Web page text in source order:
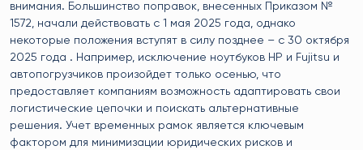
внимания. Большинство поправок, внесенных Приказом №
1572, начали действовать с 1 мая 2025 года, однако
некоторые положения вступят в силу позднее – с 30 октября
2025 года . Например, исключение ноутбуков HP и Fujitsu и
автопогрузчиков произойдет только осенью, что
предоставляет компаниям возможность адаптировать свои
логистические цепочки и поискать альтернативные
решения. Учет временных рамок является ключевым
фактором для минимизации юридических рисков и